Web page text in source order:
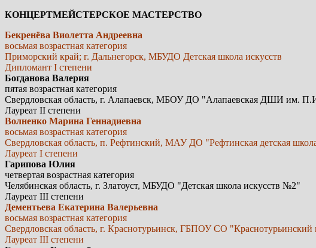
КОНЦЕРТМЕЙСТЕРСКОЕ МАСТЕРСТВО
Бекренёва Виолетта Андреевна
восьмая возрастная категория
Приморский край; г. Дальнегорск, МБУДО Детская школа искусств
Дипломант I степени
Богданова Валерия
пятая возрастная категория
Свердловская область, г. Алапаевск, МБОУ ДО "Алапаевская ДШИ им.
Лауреат II степени
Волненко Марина Геннадиевна
восьмая возрастная категория
Свердловская область, п. Рефтинский, МАУ ДО "Рефтинская детская
Лауреат I степени
Гарипова Юлия
четвертая возрастная категория
Челябинская область, г. Златоуст, МБУДО "Детская школа искусств №2"
Лауреат III степени
Дементьева Екатерина Валерьевна
восьмая возрастная категория
Свердловская область, г. Краснотурьинск, ГБПОУ СО "Краснотурьинский
Лауреат III степени